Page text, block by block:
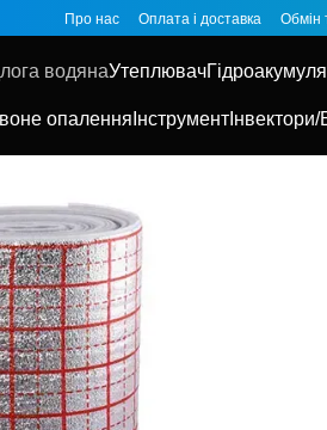
Про нас Оплата і доставка Обмін
водянаУтеплювач
опалення Інструмент